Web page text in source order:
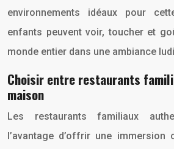
environnements idéaux pour
enfants peuvent voir, toucher et
monde entier dans une ambiance
Choisir entre restaurants
maison
Les restaurants familiaux
l’avantage d’offrir une immersion